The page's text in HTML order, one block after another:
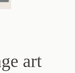
art